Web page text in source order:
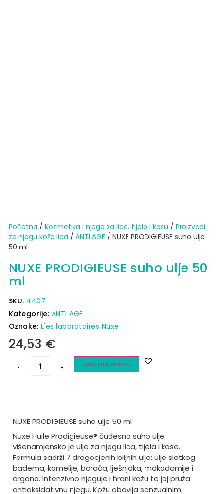
Početna / Kozmetika i njega za lice, tijelo i kosu / Proizvodi
za njegu kože lica / ANTI AGE / NUXE PRODIGIEUSE suho ulje
50 ml
NUXE PRODIGIEUSE suho ulje 50
ml
SKU: 4407
Kategorije: ANTI AGE
Oznake: L'es laboratoires Nuxe
24,53 €
- + DODAJ U KOŠARICU
NUXE PRODIGIEUSE suho ulje 50 ml
Nuxe Huile Prodigieuse® čudesno suho ulje
višenamjensko je ulje za njegu lica, tijela i kose.
Formula sadrži 7 dragocjenih biljnih ulja: ulje slatkog
badema, kamelije, borača, lješnjaka, makadamije i
argana. Intenzivno njeguje i hrani kožu te joj pruža
antioksidativnu njegu. Kožu obavija senzualnim